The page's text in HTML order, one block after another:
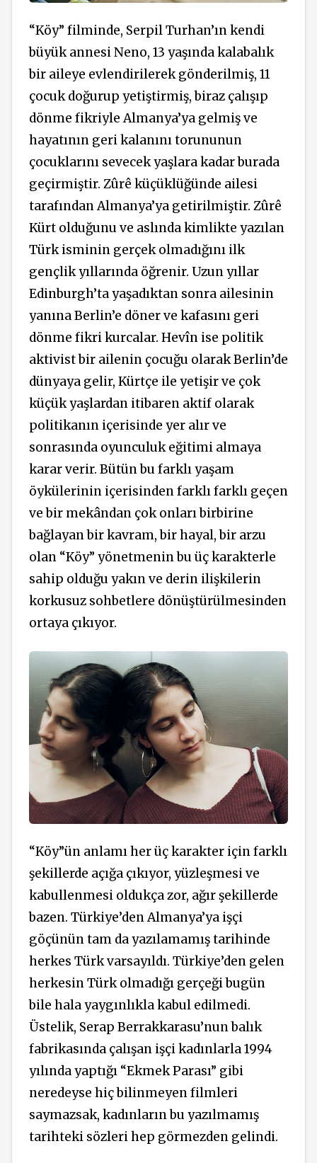
“Köy” filminde, Serpil Turhan’ın kendi
büyük annesi Neno, 13 yaşında kalabalık
bir aileye evlendirilerek gönderilmiş, 11
çocuk doğurup yetiştirmiş, biraz çalışıp
dönme fikriyle Almanya’ya gelmiş ve
hayatının geri kalanını torununun
çocuklarını sevecek yaşlara kadar burada
geçirmiştir. Zûrê küçüklüğünde ailesi
tarafından Almanya’ya getirilmiştir. Zûrê
Kürt olduğunu ve aslında kimlikte yazılan
Türk isminin gerçek olmadığını ilk
gençlik yıllarında öğrenir. Uzun yıllar
Edinburgh’ta yaşadıktan sonra ailesinin
yanına Berlin’e döner ve kafasını geri
dönme fikri kurcalar. Hevîn ise politik
aktivist bir ailenin çocuğu olarak Berlin’de
dünyaya gelir, Kürtçe ile yetişir ve çok
küçük yaşlardan itibaren aktif olarak
politikanın içerisinde yer alır ve
sonrasında oyunculuk eğitimi almaya
karar verir. Bütün bu farklı yaşam
öykülerinin içerisinden farklı farklı geçen
ve bir mekândan çok onları birbirine
bağlayan bir kavram, bir hayal, bir arzu
olan “Köy” yönetmenin bu üç karakterle
sahip olduğu yakın ve derin ilişkilerin
korkusuz sohbetlere dönüştürülmesinden
ortaya çıkıyor.
“Köy”ün anlamı her üç karakter için farklı
şekillerde açığa çıkıyor, yüzleşmesi ve
kabullenmesi oldukça zor, ağır şekillerde
bazen. Türkiye’den Almanya’ya işçi
göçünün tam da yazılamamış tarihinde
herkes Türk varsayıldı. Türkiye’den gelen
herkesin Türk olmadığı gerçeği bugün
bile hala yaygınlıkla kabul edilmedi.
Üstelik, Serap Berrakkarasu’nun balık
fabrikasında çalışan işçi kadınlarla 1994
yılında yaptığı “Ekmek Parası” gibi
neredeyse hiç bilinmeyen filmleri
saymazsak, kadınların bu yazılmamış
tarihteki sözleri hep görmezden gelindi.